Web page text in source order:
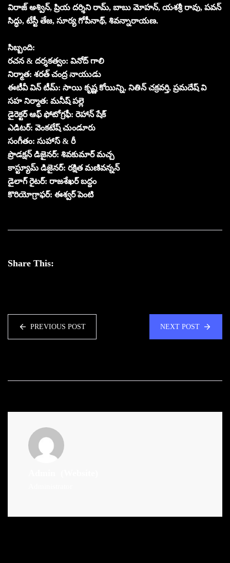
విరాజ్ అశ్విన్, ప్రియ దర్శిని రామ్, బాబు మోహన్, యశశ్రీ రావు, పవన్
సిద్ధు, టేస్టీ తేజ, సూర్య గోపీనాథ్, శివన్నారాయణ.
సిబ్బంది:
రచన & దర్శకత్వం: వినోద్ గాలి
నిర్మాత: శరత్ చంద్ర నాయుడు
ఈటీవీ విన్ టీమ్: సాయి కృష్ణ కోయిన్ని, నితిన్ చక్రవర్తి, ప్రమదేష్ వి
సహ నిర్మాత: మనీష్ పల్లె
డైరెక్టర్ ఆఫ్ ఫోటోగ్రఫీ: రెహాన్ షేక్
ఎడిటర్: వెంకటేష్ చుండూరు
సంగీతం: సుహాస్ & రీ
ప్రొడక్షన్ డిజైనర్: శివకుమార్ మచ్చ
కాస్ట్యూమ్ డిజైనర్: రక్షిత మణివన్నన్
డైలాగ్ రైటర్: రాజశేఖర్ బద్దం
కొరియోగ్రాఫర్: ఈశ్వర్ పెంటి
Share This:
PREVIOUS POST NEXT POST